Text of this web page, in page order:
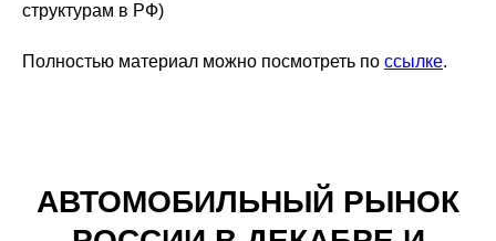
структурам в РФ)
Полностью материал можно посмотреть по ссылке.
АВТОМОБИЛЬНЫЙ РЫНОК